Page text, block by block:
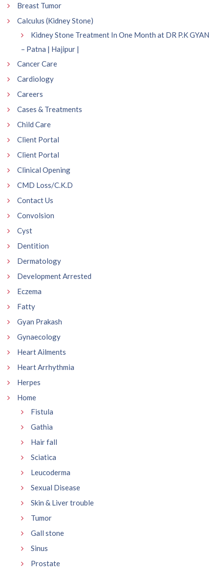
Breast Tumor
Calculus (Kidney Stone)
Kidney Stone Treatment In One Month at DR P.K GYAN
– Patna | Hajipur |
Cancer Care
Cardiology
Careers
Cases & Treatments
Child Care
Client Portal
Client Portal
Clinical Opening
CMD Loss/C.K.D
Contact Us
Convolsion
Cyst
Dentition
Dermatology
Development Arrested
Eczema
Fatty
Gyan Prakash
Gynaecology
Heart Ailments
Heart Arrhythmia
Herpes
Home
Fistula
Gathia
Hair fall
Sciatica
Leucoderma
Sexual Disease
Skin & Liver trouble
Tumor
Gall stone
Sinus
Prostate